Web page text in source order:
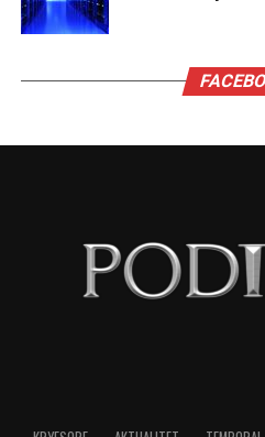
fuqia komunikuese e
sigurt: qielli është në
gatshëm të dëgjojë
futur tashmë në Peshore.
në Peshore kërkojmë një
pret një dimër i gjatë